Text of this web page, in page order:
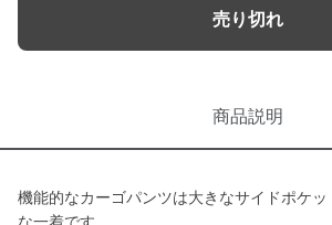
売り切れ
商品説明
機能的なカーゴパンツは大きなサイドポケ